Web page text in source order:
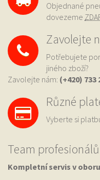
Objednané
dovezeme
Zavolejte
Potřebujete
jiného zboží?
Zavolejte nám: (+420) 733
Různé
Vyberte si
Team profesionálů
Kompletní servis v